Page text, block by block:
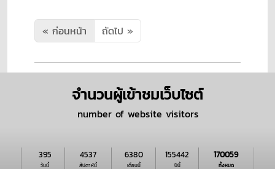
« ก่อนหน้า ถัดไป »
จำนวนผู้เข้าชมเว็บไซต์
number of website visitors
วันนี้
395
สัปดาห์นี้
4537
เดือนนี้
6380
ปีนี้
155442
ทั้งหมด
170059